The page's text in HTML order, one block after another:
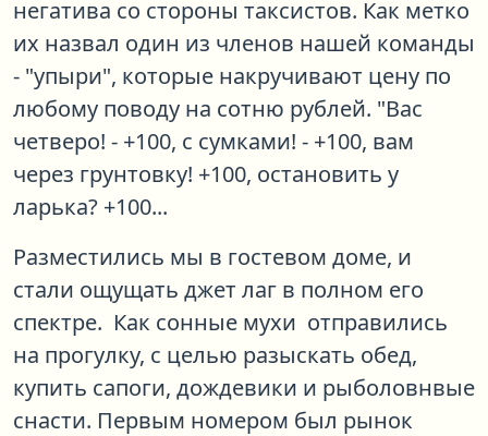
негатива со стороны таксистов. Как метко
их назвал один из членов нашей команды
- "упыри", которые накручивают цену по
любому поводу на сотню рублей. "Вас
четверо! - +100, с сумками! - +100, вам
через грунтовку! +100, остановить у
ларька? +100...
Разместились мы в гостевом доме, и
стали ощущать джет лаг в полном его
спектре. Как сонные мухи отправились
на прогулку, с целью разыскать обед,
купить сапоги, дождевики и рыболовнвые
снасти. Первым номером был рынок